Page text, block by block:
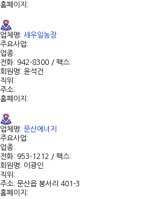
홈페이지:
업체명: 새우일농장
주요사업:
업종:
전화: 942-8300 / 팩스:
회원명: 윤석건
직위:
주소:
홈페이지:
업체명: 문산에너지
주요사업:
업종:
전화: 953-1212 / 팩스:
회원명: 이광인
직위:
주소: 문산읍 봉서리 401-3
홈페이지: